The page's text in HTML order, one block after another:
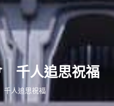
千人追思祝福
千人追思祝福